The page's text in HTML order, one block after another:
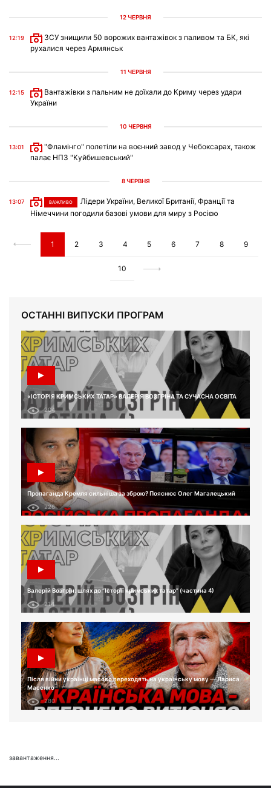
12 ЧЕРВНЯ
12:19
ЗСУ знищили 50 ворожих вантажівок з паливом та БК, які
рухалися через Армянськ
11 ЧЕРВНЯ
12:15
Вантажівки з пальним не доїхали до Криму через удари
України
10 ЧЕРВНЯ
13:01
"Фламінго" полетіли на воєнний завод у Чебоксарах, також
палає НПЗ "Куйбишевський"
8 ЧЕРВНЯ
13:07 ВАЖЛИВО
Лідери України, Великої Британії, Франції та
Німеччини погодили базові умови для миру з Росією
1 2 3 4 5 6 7 8 9
10
ОСТАННІ ВИПУСКИ ПРОГРАМ
«ІСТОРІЯ КРИМСЬКИХ ТАТАР» ВАЛЕРІЯ ВОЗГРІНА ТА СУЧАСНА ОСВІТА
204
Пропаганда Кремля сильніша за зброю? Пояснює Олег Магалецький
226
Валерій Возгрін: шлях до “Історії кримських татар” (частина 4)
214
Після війни українці масово переходять на українську мову — Лариса
Масенко
280
завантаження...